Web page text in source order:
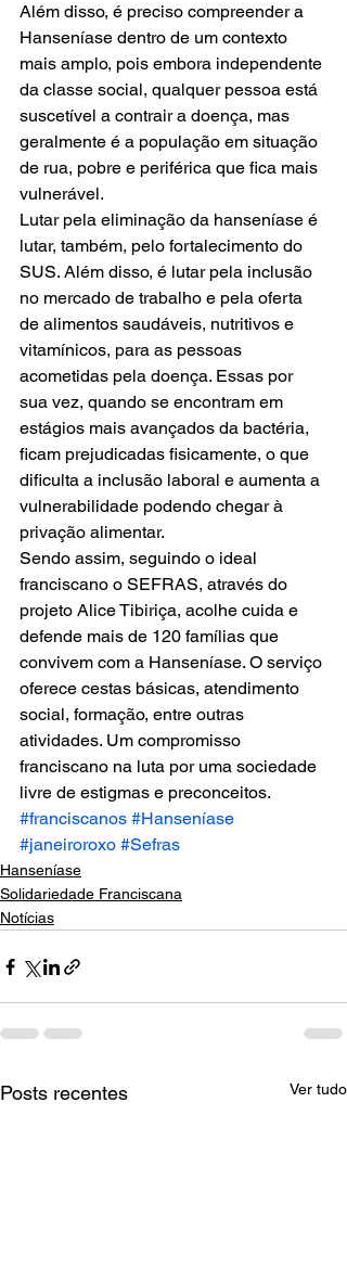
Além disso, é preciso compreender a
Hanseníase dentro de um contexto
mais amplo, pois embora independente
da classe social, qualquer pessoa está
suscetível a contrair a doença, mas
geralmente é a população em situação
de rua, pobre e periférica que fica mais
vulnerável.
Lutar pela eliminação da hanseníase é
lutar, também, pelo fortalecimento do
SUS. Além disso, é lutar pela inclusão
no mercado de trabalho e pela oferta
de alimentos saudáveis, nutritivos e
vitamínicos, para as pessoas
acometidas pela doença. Essas por
sua vez, quando se encontram em
estágios mais avançados da bactéria,
ficam prejudicadas fisicamente, o que
dificulta a inclusão laboral e aumenta a
vulnerabilidade podendo chegar à
privação alimentar.
Sendo assim, seguindo o ideal
franciscano o SEFRAS, através do
projeto Alice Tibiriça, acolhe cuida e
defende mais de 120 famílias que
convivem com a Hanseníase. O serviço
oferece cestas básicas, atendimento
social, formação, entre outras
atividades. Um compromisso
franciscano na luta por uma sociedade
livre de estigmas e preconceitos.
#franciscanos #Hanseníase
#janeiroroxo #Sefras
Hanseníase
Solidariedade Franciscana
Notícias
Posts recentes Ver tudo